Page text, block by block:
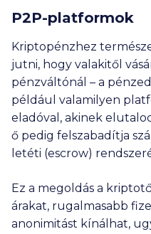
P2P-platformok
Kriptopénzhez
jutni, hogy valakitől
pénzváltónál – a
például valamilyen
eladóval, akinek
ő pedig felszabadítja
letéti (escrow)
Ez a megoldás a
árakat, rugalmasabb
anonimitást kínálhat,